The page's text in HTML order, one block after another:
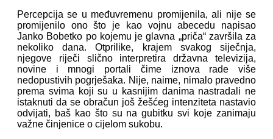
Percepcija se u međuvremenu promijenila, ali nije se
promijenilo ono što je kao vojnu abecedu napisao
Janko Bobetko po kojemu je glavna „priča“ završila za
nekoliko dana. Otprilike, krajem svakog siječnja,
njegove riječi slično interpretira državna televizija,
novine i mnogi portali čime iznova rade više
nedopustivih pogrješaka. Nije, naime, nimalo pravedno
prema svima koji su u kasnijim danima nastradali ne
istaknuti da se obračun još žešćeg intenziteta nastavio
odvijati, baš kao što su na gubitku svi koje zanimaju
važne činjenice o cijelom sukobu.